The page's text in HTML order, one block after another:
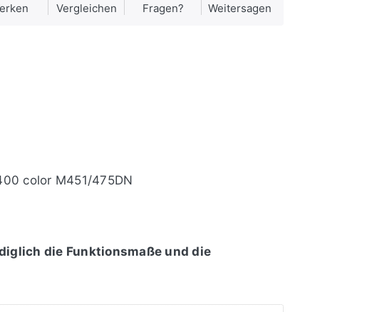
Vergleichen Fragen? Weitersagen
color M451/475DN
die Funktionsmaße und die